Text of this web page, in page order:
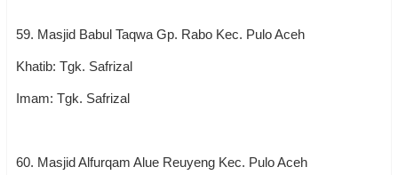
59. Masjid Babul Taqwa Gp. Rabo Kec. Pulo Aceh
Khatib: Tgk. Safrizal
Imam: Tgk. Safrizal
60. Masjid Alfurqam Alue Reuyeng Kec. Pulo Aceh